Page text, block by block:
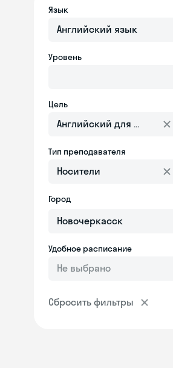
Язык
Английский язык
Уровень
Цель
Английский для взрослых
Тип преподавателя
Носители
Город
Удобное расписание
Не выбрано
Сбросить фильтры